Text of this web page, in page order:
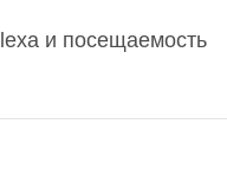
и посещаемость